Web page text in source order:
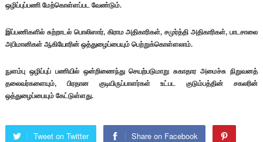
ஒழிப்புப்பணி மேற்கொள்ளப்பட வேண்டும்.
இப்பணிகளில் சுற்றாடல் பொலிஸார், கிராம அதிகாரிகள், சமுர்த்தி அதிகாரிகள், பாடசாலை
அபிமானிகள் ஆகியோரின் ஒத்துழைப்பையும் பெற்றுக்கொள்ளலாம்.
நுளம்பு ஒழிப்புப் பணியில் ஒன்றிணைந்து செயற்படுமாறு சுகாதார அமைச்சு நிறுவனத்
தலைவர்களையும், பிரதான குடியிருப்பாளர்கள் உட்பட குடும்பத்தின் சகலரின்
ஒத்துழைப்பையும் கேட்டுள்ளது.
Tweet on Twitter Share on Facebook